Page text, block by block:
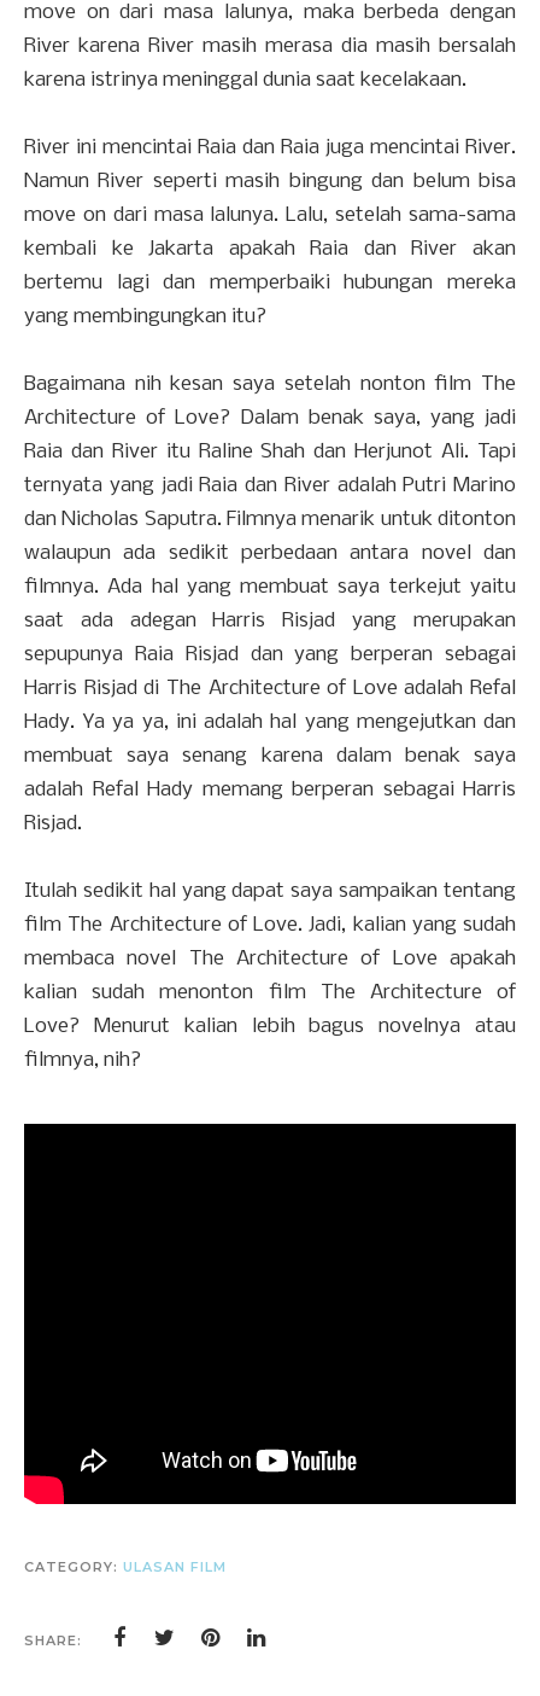
move on dari masa lalunya, maka berbeda dengan
River karena River masih merasa dia masih bersalah
karena istrinya meninggal dunia saat kecelakaan.
River ini mencintai Raia dan Raia juga mencintai River.
Namun River seperti masih bingung dan belum bisa
move on dari masa lalunya. Lalu, setelah sama-sama
kembali ke Jakarta apakah Raia dan River akan
bertemu lagi dan memperbaiki hubungan mereka
yang membingungkan itu?
Bagaimana nih kesan saya setelah nonton film The
Architecture of Love? Dalam benak saya, yang jadi
Raia dan River itu Raline Shah dan Herjunot Ali. Tapi
ternyata yang jadi Raia dan River adalah Putri Marino
dan Nicholas Saputra. Filmnya menarik untuk ditonton
walaupun ada sedikit perbedaan antara novel dan
filmnya. Ada hal yang membuat saya terkejut yaitu
saat ada adegan Harris Risjad yang merupakan
sepupunya Raia Risjad dan yang berperan sebagai
Harris Risjad di The Architecture of Love adalah Refal
Hady. Ya ya ya, ini adalah hal yang mengejutkan dan
membuat saya senang karena dalam benak saya
adalah Refal Hady memang berperan sebagai Harris
Risjad.
Itulah sedikit hal yang dapat saya sampaikan tentang
film The Architecture of Love. Jadi, kalian yang sudah
membaca novel The Architecture of Love apakah
kalian sudah menonton film The Architecture of
Love? Menurut kalian lebih bagus novelnya atau
filmnya, nih?
CATEGORY: ULASAN FILM
SHARE: